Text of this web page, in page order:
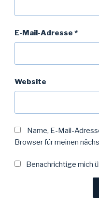
E-Mail-Adresse *
Website
Name, E-Mail-
Browser für meinen
Benachrichtige mich